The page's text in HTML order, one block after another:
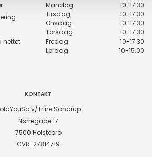
nettet
Mandag
10-17.30
Tirsdag
10-17.30
Onsdag
10-17.30
Torsdag
10-17.30
Fredag
10-17.30
Lørdag
10-15.00
KONTAKT
v/Trine Sondrup
Nørregade 17
7500 Holstebro
CVR: 27814719